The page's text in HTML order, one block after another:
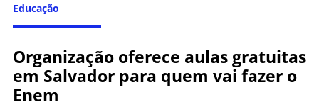
Educação
Organização oferece aulas gratuitas
em Salvador para quem vai fazer o
Enem